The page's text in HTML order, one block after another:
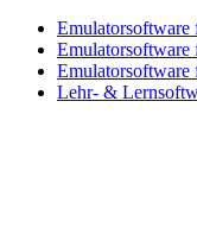
Emulatorsoftware
Lehr- &